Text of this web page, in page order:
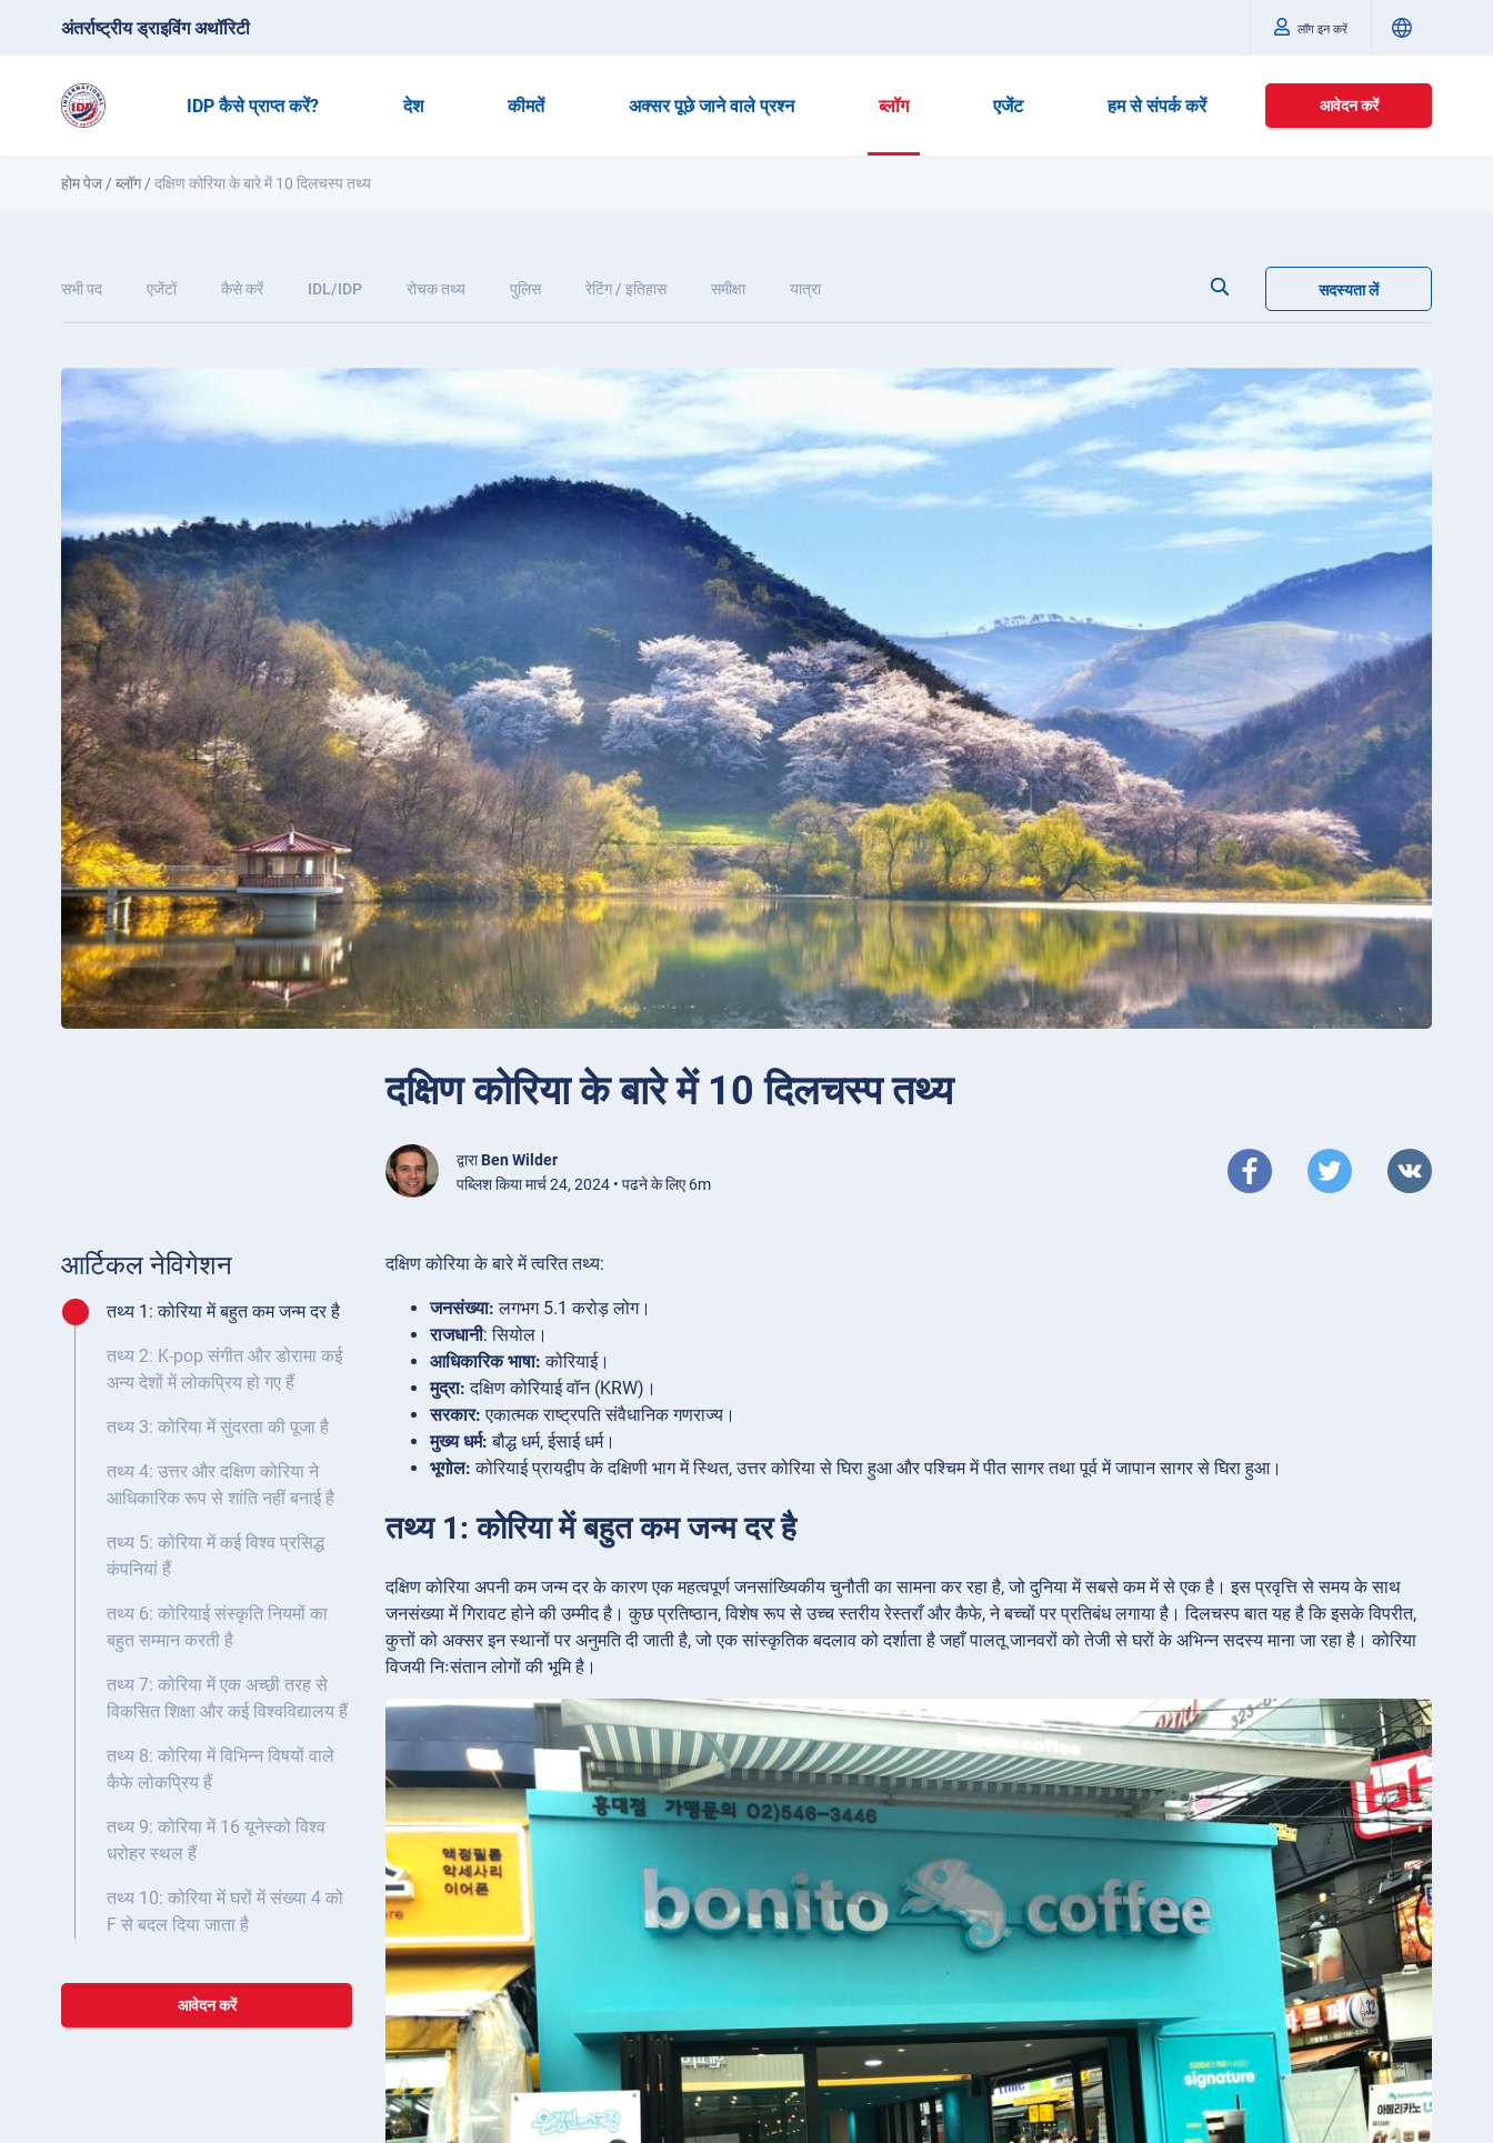
अंतर्राष्ट्रीय ड्राइविंग अथॉरिटी लॉग इन करें
IDP कैसे प्राप्त करें? देश कीमतें अक्सर पूछे जाने वाले प्रश्न ब्लॉग एजेंट हम से संपर्क करें आवेदन करें
होम पेज /ब्लॉग/दक्षिण कोरिया के बारे में 10 दिलचस्प तथ्य
सभी पद एजेंटों कैसे करें IDL/IDP रोचक तथ्य पुलिस रेटिंग / इतिहास समीक्षा यात्रा सदस्यता लें
दक्षिण कोरिया के बारे में 10 दिलचस्प तथ्य
द्वाराBen Wilder
पब्लिश किया मार्च 24, 2024 • पढने के लिए 6m
आर्टिकल नेविगेशन
तथ्य 1: कोरिया में बहुत कम जन्म दर है
तथ्य 2: K-pop संगीत और डोरामा कई
अन्य देशों में लोकप्रिय हो गए हैं
तथ्य 3: कोरिया में सुंदरता की पूजा है
तथ्य 4: उत्तर और दक्षिण कोरिया ने
आधिकारिक रूप से शांति नहीं बनाई है
तथ्य 5: कोरिया में कई विश्व प्रसिद्ध
कंपनियां हैं
तथ्य 6: कोरियाई संस्कृति नियमों का
बहुत सम्मान करती है
तथ्य 7: कोरिया में एक अच्छी तरह से
विकसित शिक्षा और कई विश्वविद्यालय हैं
तथ्य 8: कोरिया में विभिन्न विषयों वाले
कैफे लोकप्रिय हैं
तथ्य 9: कोरिया में 16 यूनेस्को विश्व
धरोहर स्थल हैं
तथ्य 10: कोरिया में घरों में संख्या 4 को
F से बदल दिया जाता है
आवेदन करें
दक्षिण कोरिया के बारे में त्वरित तथ्य:
जनसंख्या: लगभग 5.1 करोड़ लोग।
राजधानी: सियोल।
आधिकारिक भाषा: कोरियाई।
मुद्रा: दक्षिण कोरियाई वॉन (KRW)।
सरकार: एकात्मक राष्ट्रपति संवैधानिक गणराज्य।
मुख्य धर्म: बौद्ध धर्म, ईसाई धर्म।
भूगोल: कोरियाई प्रायद्वीप के दक्षिणी भाग में स्थित, उत्तर कोरिया से घिरा हुआ और पश्चिम में पीत सागर तथा पूर्व में जापान सागर से घिरा हुआ।
तथ्य 1: कोरिया में बहुत कम जन्म दर है
दक्षिण कोरिया अपनी कम जन्म दर के कारण एक महत्वपूर्ण जनसांख्यिकीय चुनौती का सामना कर रहा है, जो दुनिया में सबसे कम में से एक है। इस प्रवृत्ति से समय के साथ
जनसंख्या में गिरावट होने की उम्मीद है। कुछ प्रतिष्ठान, विशेष रूप से उच्च स्तरीय रेस्तराँ और कैफे, ने बच्चों पर प्रतिबंध लगाया है। दिलचस्प बात यह है कि इसके विपरीत,
कुत्तों को अक्सर इन स्थानों पर अनुमति दी जाती है, जो एक सांस्कृतिक बदलाव को दर्शाता है जहाँ पालतू जानवरों को तेजी से घरों के अभिन्न सदस्य माना जा रहा है। कोरिया
विजयी निःसंतान लोगों की भूमि है।